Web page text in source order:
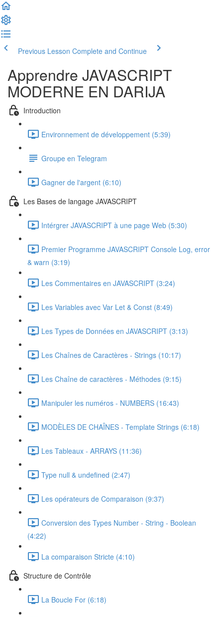
Previous Lesson Complete and Continue
Apprendre JAVASCRIPT
MODERNE EN DARIJA
Introduction
Environnement de développement (5:39)
Groupe en Telegram
Gagner de l'argent (6:10)
Les Bases de langage JAVASCRIPT
Intérgrer JAVASCRIPT à une page Web (5:30)
Premier Programme JAVASCRIPT Console Log, error
& warn (3:19)
Les Commentaires en JAVASCRIPT (3:24)
Les Variables avec Var Let & Const (8:49)
Les Types de Données en JAVASCRIPT (3:13)
Les Chaînes de Caractères - Strings (10:17)
Les Chaîne de caractères - Méthodes (9:15)
Manipuler les numéros - NUMBERS (16:43)
MODÈLES DE CHAÎNES - Template Strings (6:18)
Les Tableaux - ARRAYS (11:36)
Type null & undefined (2:47)
Les opérateurs de Comparaison (9:37)
Conversion des Types Number - String - Boolean
(4:22)
La comparaison Stricte (4:10)
Structure de Contrôle
La Boucle For (6:18)